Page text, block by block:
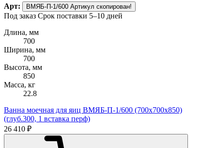
Арт: ВМЯБ-П-1/600 Артикул скопирован!
Под заказ Срок поставки 5–10 дней
Длина, мм
700
Ширина, мм
700
Высота, мм
850
Масса, кг
22.8
Ванна моечная для яиц ВМЯБ-П-1/600 (700х700х850)
(глуб.300, 1 вставка перф)
26 410 ₽